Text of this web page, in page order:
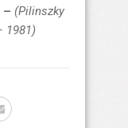
– (Pilinszky
1981)